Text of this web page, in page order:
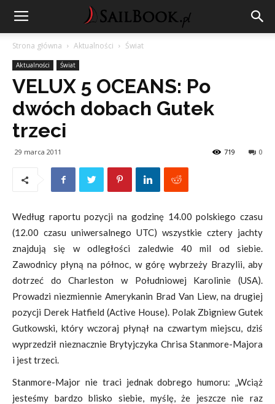
Strona główna Aktualności Świat
Aktualności Świat
VELUX 5 OCEANS: Po
dwóch dobach Gutek
trzeci
29 marca 2011 0
719
Według raportu pozycji na godzinę 14.00 polskiego czasu
(12.00 czasu uniwersalnego UTC) wszystkie cztery jachty
znajdują się w odległości zaledwie 40 mil od siebie.
Zawodnicy płyną na północ, w górę wybrzeży Brazylii, aby
dotrzeć do Charleston w Południowej Karolinie (USA).
Prowadzi niezmiennie Amerykanin Brad Van Liew, na drugiej
pozycji Derek Hatfield (Active House). Polak Zbigniew Gutek
Gutkowski, który wczoraj płynął na czwartym miejscu, dziś
wyprzedził nieznacznie Brytyjczyka Chrisa Stanmore-Majora
i jest trzeci.
Stanmore-Major nie traci jednak dobrego humoru: „Wciąż
jesteśmy bardzo blisko siebie, myślę, że jeszcze nie raz